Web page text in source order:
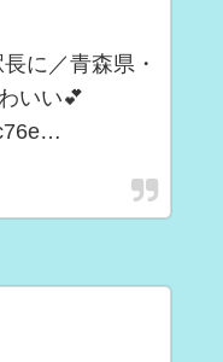
に／青森県・
いい💕